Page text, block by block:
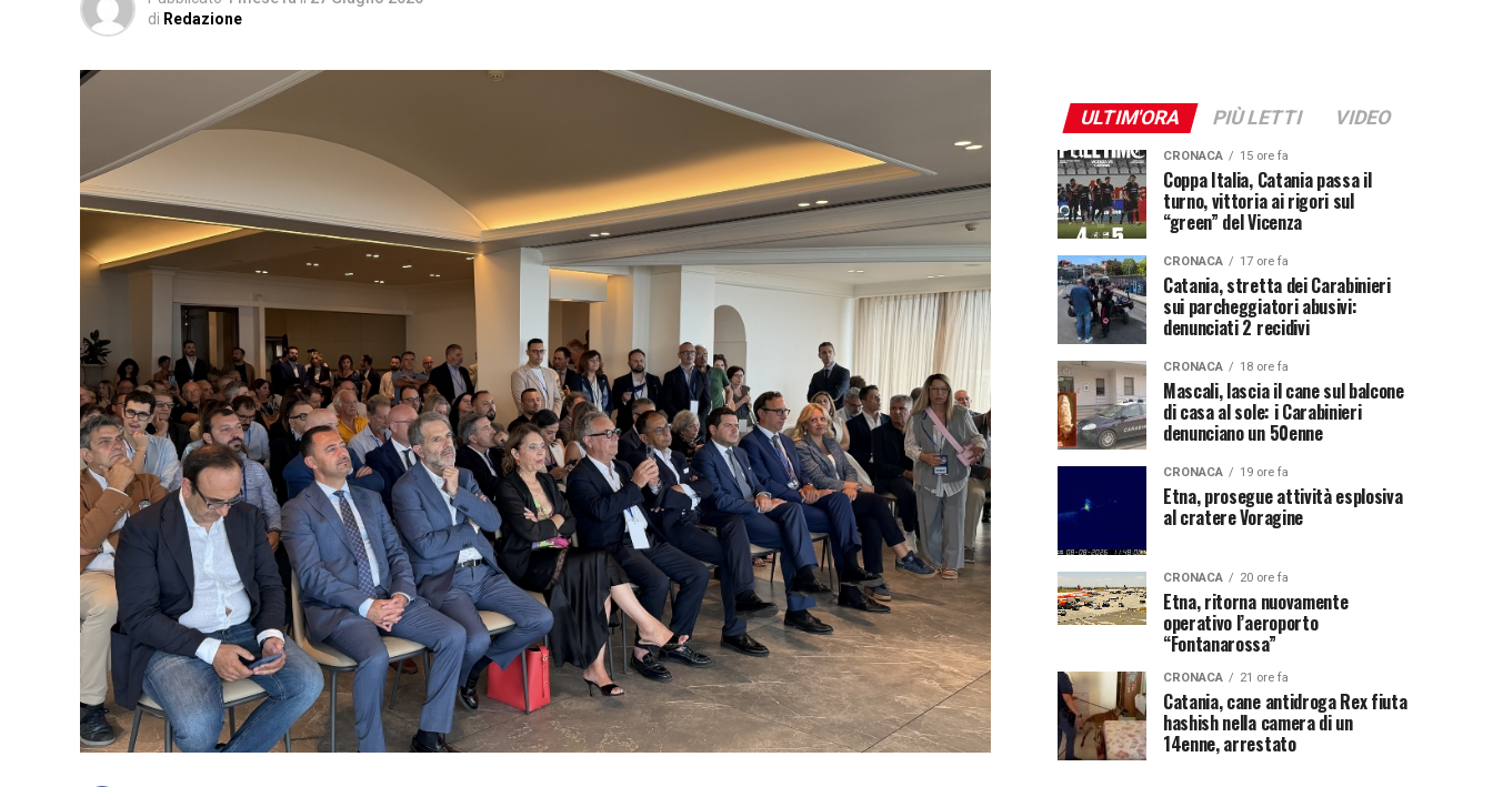
di Redazione
ULTIM'ORA PIÙ LETTI VIDEO
CRONACA 15 ore fa
Coppa Italia, Catania passa il
turno, vittoria ai rigori sul
“green” del Vicenza
CRONACA 17 ore fa
Catania, stretta dei Carabinieri
sui parcheggiatori abusivi:
denunciati 2 recidivi
CRONACA 18 ore fa
Mascali, lascia il cane sul balcone
di casa al sole: i Carabinieri
denunciano un 50enne
CRONACA 19 ore fa
Etna, prosegue attività esplosiva
al cratere Voragine
CRONACA 20 ore fa
Etna, ritorna nuovamente
operativo l’aeroporto
“Fontanarossa”
CRONACA 21 ore fa
Catania, cane antidroga Rex fiuta
hashish nella camera di un
14enne, arrestato